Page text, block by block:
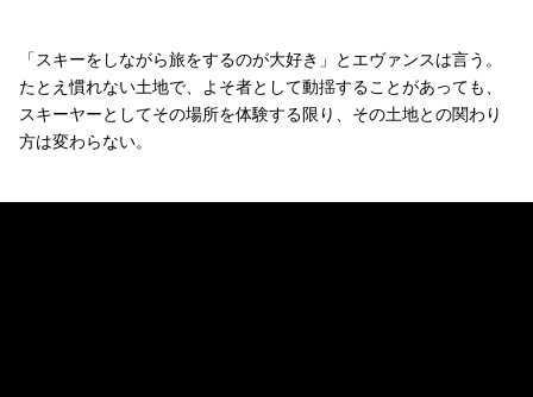
「スキーをしながら旅をするのが大好き」とエヴァンスは言う。
たとえ慣れない土地で、よそ者として動揺することがあっても、
スキーヤーとしてその場所を体験する限り、その土地との関わり
方は変わらない。